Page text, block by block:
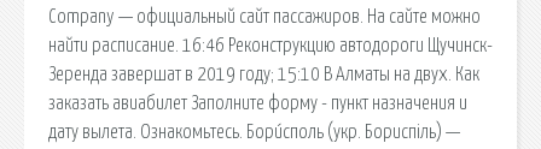
Company — официальный сайт пассажиров. На сайте можно
найти расписание. 16:46 Реконструкцию автодороги Щучинск-
Зеренда завершат в 2019 году; 15:10 В Алматы на двух. Как
заказать авиабилет Заполните форму - пункт назначения и
дату вылета. Ознакомьтесь. Бори́споль (укр. Бориспіль) —